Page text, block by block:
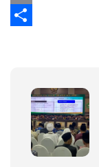
Email